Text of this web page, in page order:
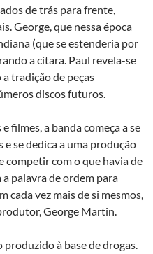
de trás para frente,
George, que nessa época
(que se estenderia por
a cítara. Paul revela-se
tradição de peças
discos futuros.
filmes, a banda começa a se
se dedica a uma produção
competir com o que havia de
palavra de ordem para
cada vez mais de si mesmos,
George Martin.
produzido à base de drogas.